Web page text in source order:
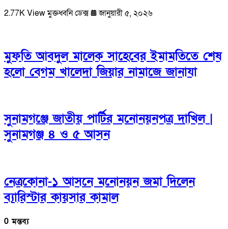
2.77K Viewমুক্তধ্বনি ডেক্স জানুয়ারী ৫, ২০২৬
মুফতি আবদুল মালেক সাহেবের ইমামতিতে শেষ
হলো বেগম খালেদা জিয়ার নামাজে জানাযা
সুনামগঞ্জে জাতীয় পার্টির মনোনয়নপত্র দাখিল |
সুনামগঞ্জ ৪ ও ৫ আসন
নেত্রকোনা-১ আসনে মনোনয়ন জমা দিলেন
ব্যারিস্টার কায়সার কামাল
0 মন্তব্য